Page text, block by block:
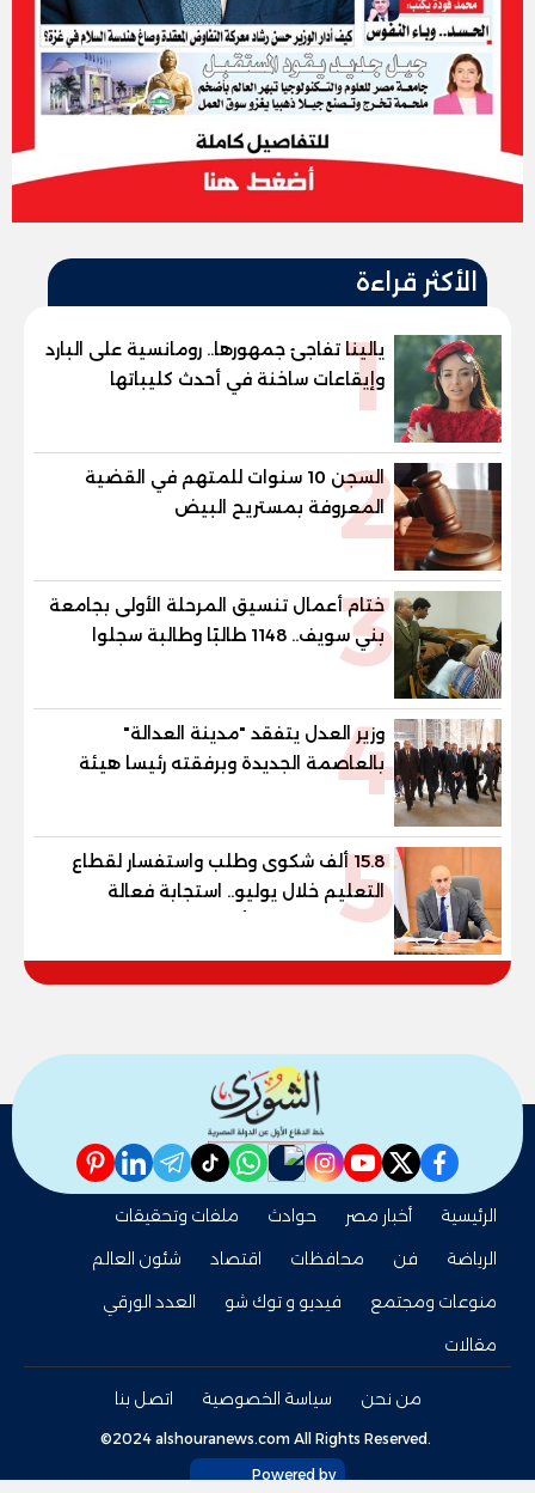
الأكثر قراءة
1
يالينا تفاجئ جمهورها.. رومانسية على البارد
وإيقاعات ساخنة في أحدث كليباتها
2
السجن 10 سنوات للمتهم في القضية
المعروفة بمستريح البيض
3
ختام أعمال تنسيق المرحلة الأولى بجامعة
بني سويف.. 1148 طالبًا وطالبة سجلوا
رغباتهم
4
وزير العدل يتفقد "مدينة العدالة"
بالعاصمة الجديدة وبرفقته رئيسا هيئة
قضايا الدولة وهيئة النيابة الإدارية
515.8 ألف شكوى وطلب واستفسار لقطاع
التعليم خلال يوليو.. استجابة فعالة
لشكاوى الطلاب وأولياء الأمور
facebook
twitter
youtube
instagram
nabd
whatsapp
tiktok
telegram
linkedin
pinterest
الرئيسية أخبار مصر حوادث
ملفات وتحقيقات
الرياضة
فن محافظات اقتصاد
شئون العالم
منوعات ومجتمع
فيديو و توك شو
العدد الورقي
مقالات
من نحن سياسة الخصوصية اتصل بنا
©2024 alshouranews.com All Rights Reserved.
Powered by